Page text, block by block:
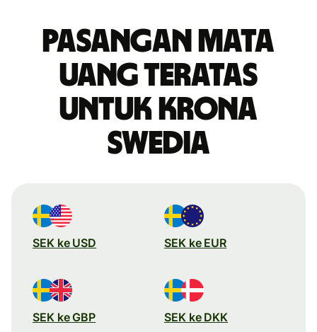
Pasangan mata
uang teratas
untuk krona
Swedia
SEK ke USD SEK ke EUR
SEK ke GBP SEK ke DKK